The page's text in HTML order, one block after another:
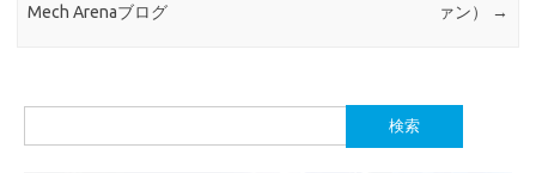
Mech Arenaブログ
ァン）
→
索: